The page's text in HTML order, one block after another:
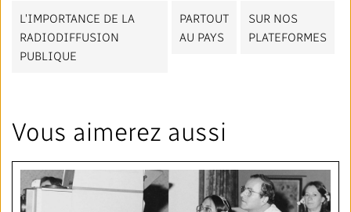
L'IMPORTANCE DE LA
RADIODIFFUSION
PUBLIQUE
PARTOUT
AU PAYS
SUR NOS
PLATEFORMES
Vous aimerez aussi